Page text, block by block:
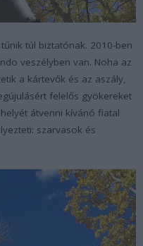
túl biztatónak. 2010-ben
veszélyben van. Noha az
a kártevők és az aszály,
felelős gyökereket
átvenni kívánó fiatal
szarvasok és